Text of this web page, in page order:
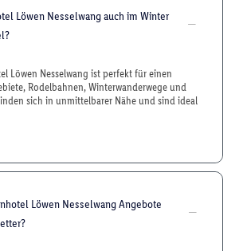
Löwen Nesselwang auch im Winter
Löwen Nesselwang ist perfekt für einen
Rodelbahnen, Winterwanderwege und
sich in unmittelbarer Nähe und sind ideal
Löwen Nesselwang Angebote